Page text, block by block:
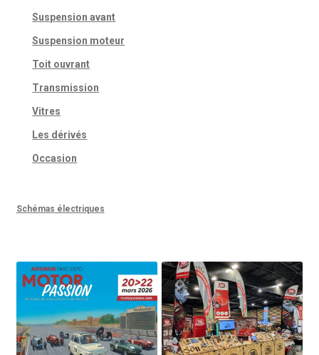
Suspension avant
Suspension moteur
Toit ouvrant
Transmission
Vitres
Les dérivés
Occasion
Schémas électriques